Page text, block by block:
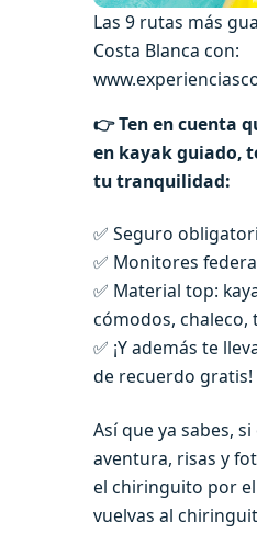
Las 9 rutas más
Costa Blanca con:
👉 Ten en cuenta
en kayak guiado,
tu tranquilidad:
✅ Seguro
✅ Monitores
✅ Material top:
cómodos, chaleco,
✅ ¡Y además te
de recuerdo gratis!
Así que ya sabes,
aventura, risas y
el chiringuito por
vuelvas al